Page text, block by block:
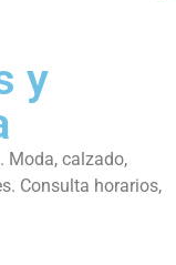
y
Moda, calzado,
Consulta horarios,